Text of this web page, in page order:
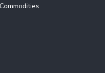
Commodities